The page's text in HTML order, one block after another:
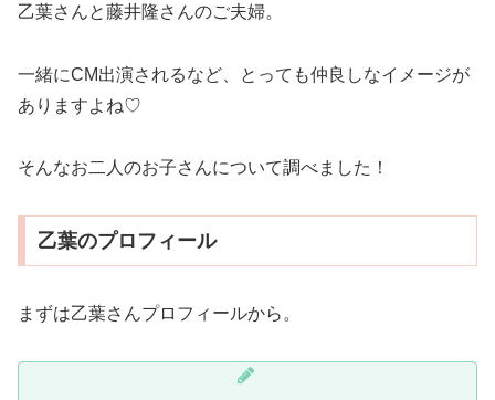
乙葉さんと藤井隆さんのご夫婦。
一緒にCM出演されるなど、とっても仲良しなイメージが
ありますよね♡
そんなお二人のお子さんについて調べました！
乙葉のプロフィール
まずは乙葉さんプロフィールから。